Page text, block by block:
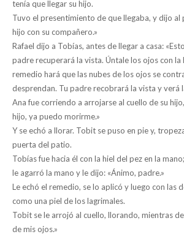
tenía que llegar su hijo.
Tuvo el presentimiento de que llegaba, y dijo al
hijo con su compañero.»
Rafael dijo a Tobías, antes de llegar a casa:
padre recuperará la vista. Úntale los ojos con la
remedio hará que las nubes de los ojos se
desprendan. Tu padre recobrará la vista y verá
Ana fue corriendo a arrojarse al cuello de su
hijo, ya puedo morirme.»
Y se echó a llorar. Tobit se puso en pie y,
puerta del patio.
Tobías fue hacia él con la hiel del pez en la
le agarró la mano y le dijo: «Ánimo, padre.»
Le echó el remedio, se lo aplicó y luego con las
como una piel de los lagrimales.
Tobit se le arrojó al cuello, llorando, mientras
de mis ojos.»